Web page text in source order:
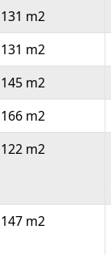
131 m2
131 m2
145 m2
166 m2
122 m2
147 m2